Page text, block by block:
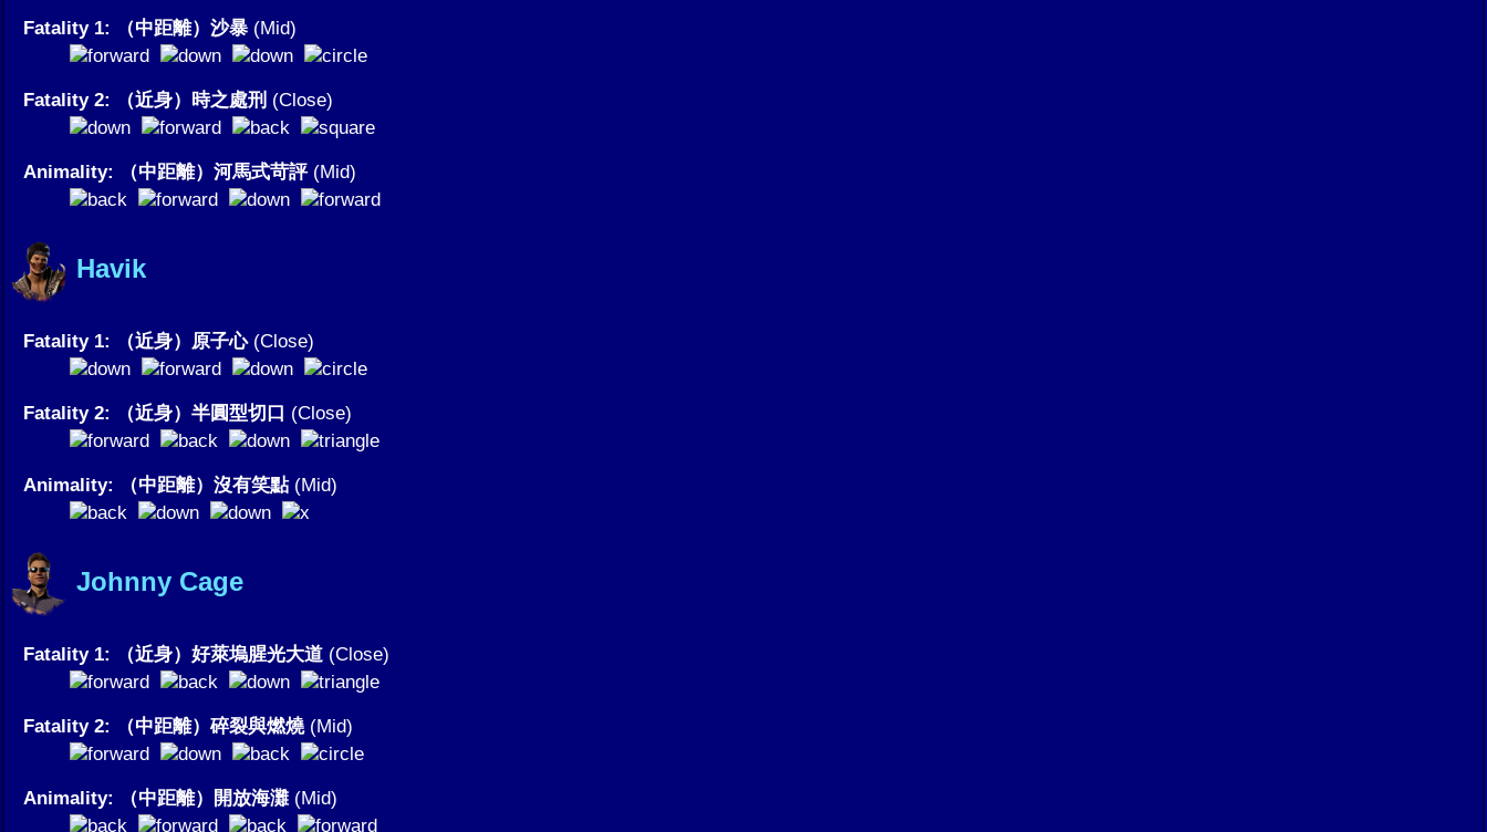
Fatality 1: （中距離）沙暴 (Mid)
Fatality 2: （近身）時之處刑 (Close)
Animality: （中距離）河馬式苛評(Mid)
Havik
Fatality 1: （近身）原子心(Close)
Fatality 2: （近身）半圓型切口 (Close)
Animality: （中距離）沒有笑點(Mid)
Johnny Cage
Fatality 1: （近身）好萊塢腥光大道 (Close)
Fatality 2: （中距離）碎裂與燃燒(Mid)
Animality: （中距離）開放海灘 (Mid)